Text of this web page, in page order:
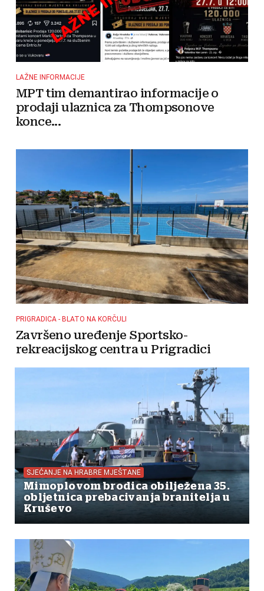
LAŽNE INFORMACIJE
MPT tim demantirao informacije o
prodaji ulaznica za Thompsonove
konce...
PRIGRADICA - BLATO NA KORČULI
Završeno uređenje Sportsko-
rekreacijskog centra u Prigradici
SJEĆANJE NA HRABRE MJEŠTANE
Mimoplovom brodica obilježena 35.
obljetnica prebacivanja branitelja u
Kruševo